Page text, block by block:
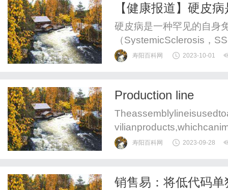
【健康报道】硬皮
病？
硬皮病是一种罕见的自身
（SystemicSclerosis，
寿阳百科网 2023-10-01
Production line
寿阳百科网 2023-09-28
销售易：将低代码